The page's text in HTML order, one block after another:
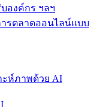
องค์กร ฯลฯ